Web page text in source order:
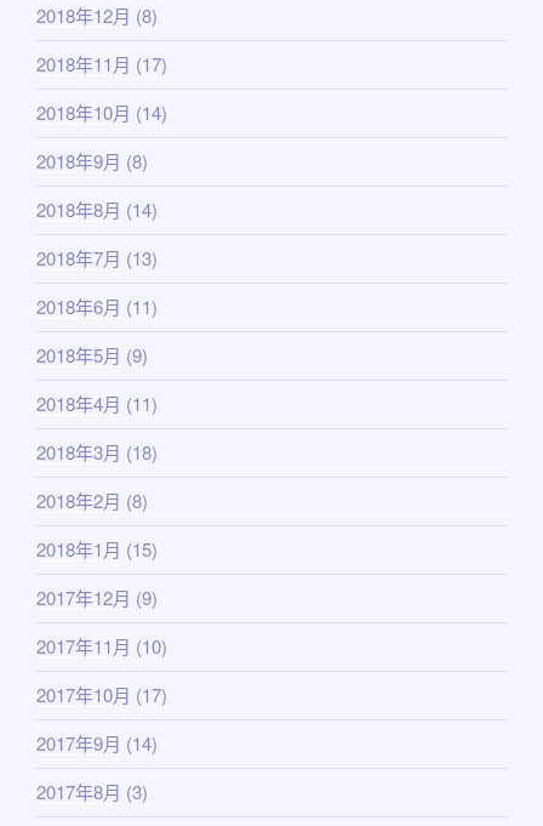
2018年12月 (8)
2018年11月 (17)
2018年10月 (14)
2018年9月 (8)
2018年8月 (14)
2018年7月 (13)
2018年6月 (11)
2018年5月 (9)
2018年4月 (11)
2018年3月 (18)
2018年2月 (8)
2018年1月 (15)
2017年12月 (9)
2017年11月 (10)
2017年10月 (17)
2017年9月 (14)
2017年8月 (3)